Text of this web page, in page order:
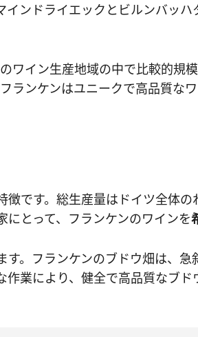
ンドライエックとビルンバッ
ワイン生産地域の中で比較的規
ンケンはユニークで高品質なワ
徴です。総生産量はドイツ全体
とって、フランケンのワインを
。フランケンのブドウ畑は、
業により、健全で高品質なブド